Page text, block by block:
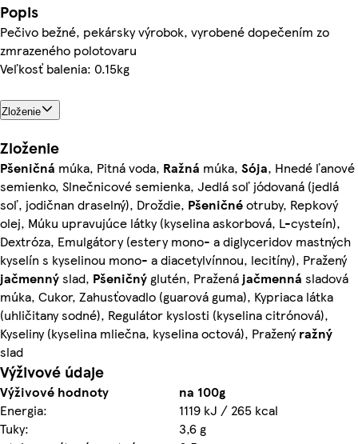
Popis
Pečivo bežné, pekársky výrobok, vyrobené dopečením zo
zmrazeného polotovaru
Veľkosť balenia: 0.15kg
Zloženie
Zloženie
Pšeničná múka, Pitná voda, Ražná múka, Sója, Hnedé ľanové
semienko, Slnečnicové semienka, Jedlá soľ jódovaná (jedlá
soľ, jodičnan draselný), Droždie, Pšeničnéotruby, Repkový
olej, Múku upravujúce látky (kyselina askorbová, L-cysteín),
Dextróza, Emulgátory (estery mono- a diglyceridov mastných
kyselín s kyselinou mono- a diacetylvínnou, lecitíny), Pražený
jačmennýslad, Pšeničný glutén, Pražená jačmenná sladová
múka, Cukor, Zahusťovadlo (guarová guma), Kypriaca látka
(uhličitany sodné), Regulátor kyslosti (kyselina citrónová),
Kyseliny (kyselina mliečna, kyselina octová), Praženýražný
slad
Výživové údaje
Výživové hodnoty
na 100g
Energia:
1119 kJ / 265 kcal
Tuky:
3,6 g